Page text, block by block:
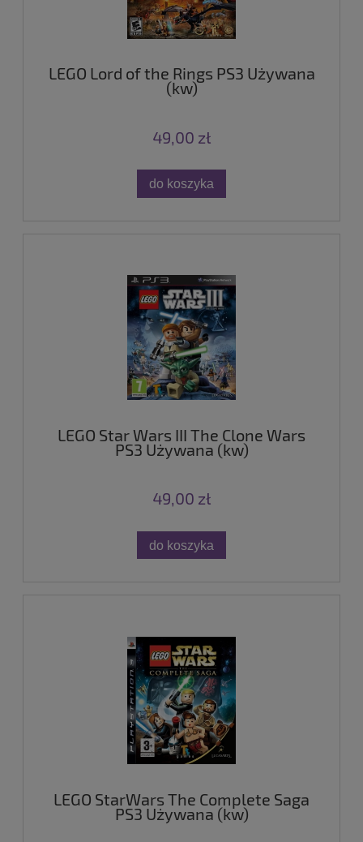
LEGO Lord of the Rings PS3 Używana
(kw)
49,00 zł
do koszyka
LEGO Star Wars III The Clone Wars
PS3 Używana (kw)
49,00 zł
do koszyka
LEGO StarWars The Complete Saga
PS3 Używana (kw)